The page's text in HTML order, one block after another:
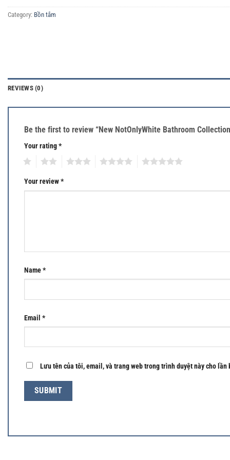
Category: Bồn tắm
REVIEWS (0)
Be the first to review “New NotOnlyWhite Bathroom
Your rating*
Your review*
Name*
Email *
Lưu tên của tôi, email, và trang web trong trình duyệt này cho